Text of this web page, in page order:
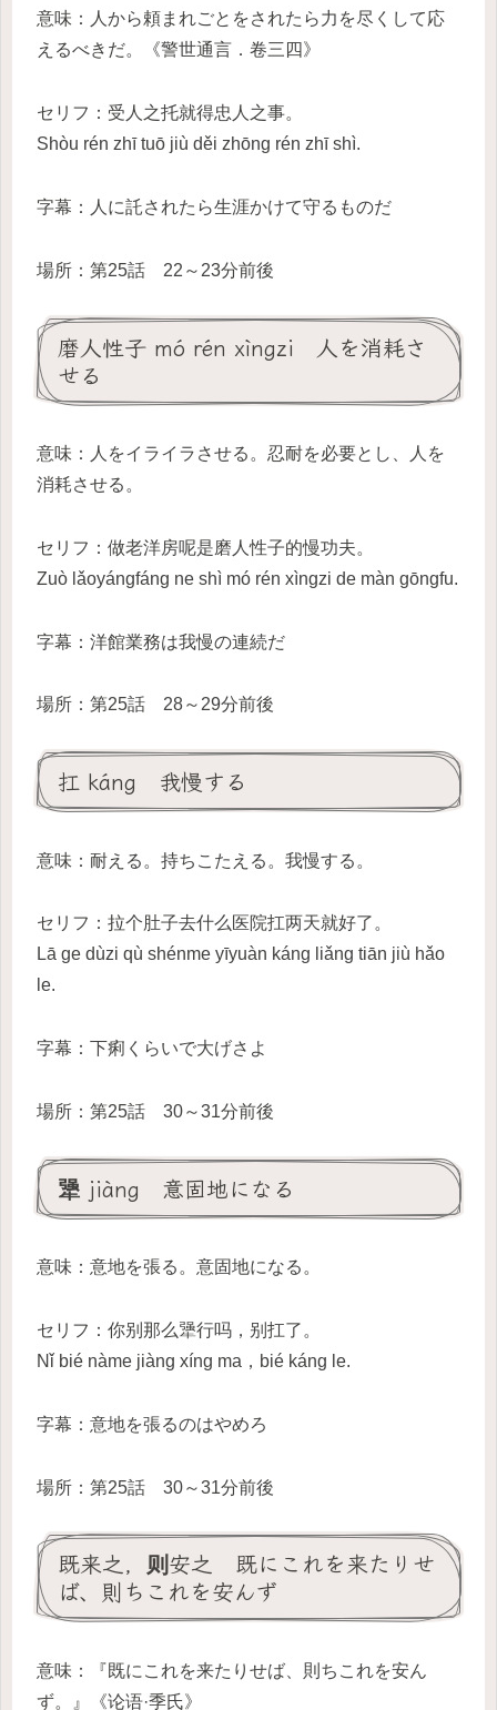
意味：人から頼まれごとをされたら力を尽くして応
えるべきだ。《警世通言．卷三四》
セリフ：受人之托就得忠人之事。
Shòu rén zhī tuō jiù děi zhōng rén zhī shì.
字幕：人に託されたら生涯かけて守るものだ
場所：第25話 22～23分前後
磨人性子 mó rén xìngzi 人を消耗さ
せる
意味：人をイライラさせる。忍耐を必要とし、人を
消耗させる。
セリフ：做老洋房呢是磨人性子的慢功夫。
Zuò lǎoyángfáng ne shì mó rén xìngzi de màn gōngfu.
字幕：洋館業務は我慢の連続だ
場所：第25話 28～29分前後
扛 káng 我慢する
意味：耐える。持ちこたえる。我慢する。
セリフ：拉个肚子去什么医院扛两天就好了。
Lā ge dùzi qù shénme yīyuàn káng liǎng tiān jiù hǎo
le.
字幕：下痢くらいで大げさよ
場所：第25話 30～31分前後
犟 jiàng 意固地になる
意味：意地を張る。意固地になる。
セリフ：你别那么犟行吗，别扛了。
Nǐ bié nàme jiàng xíng ma，bié káng le.
字幕：意地を張るのはやめろ
場所：第25話 30～31分前後
既来之，则安之 既にこれを来たりせ
ば、則ちこれを安んず
意味：『既にこれを来たりせば、則ちこれを安ん
ず。』《论语·季氏》